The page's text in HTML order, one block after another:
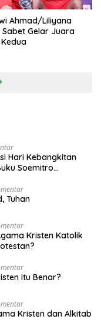
Ahmad/Liliyana
Sabet Gelar Juara
Hari Kebangkitan
Soemitro
Nasional
Nasional dan
Tuhan
Kristen Katolik
itu Benar?
Kristen dan Alkitab